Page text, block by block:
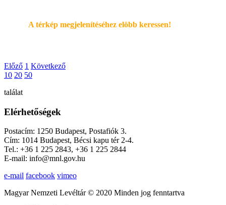
A térkép megjelenítéséhez elöbb keressen!
Előző 1 Következő
10 20 50
találat
Elérhetőségek
Postacím: 1250 Budapest, Postafiók 3.
Cím: 1014 Budapest, Bécsi kapu tér 2-4.
Tel.: +36 1 225 2843, +36 1 225 2844
E-mail: info@mnl.gov.hu
e-mail facebook vimeo
Magyar Nemzeti Levéltár © 2020 Minden jog fenntartva